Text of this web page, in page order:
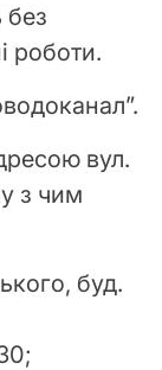
без
роботи.
вул.
з чим
буд.